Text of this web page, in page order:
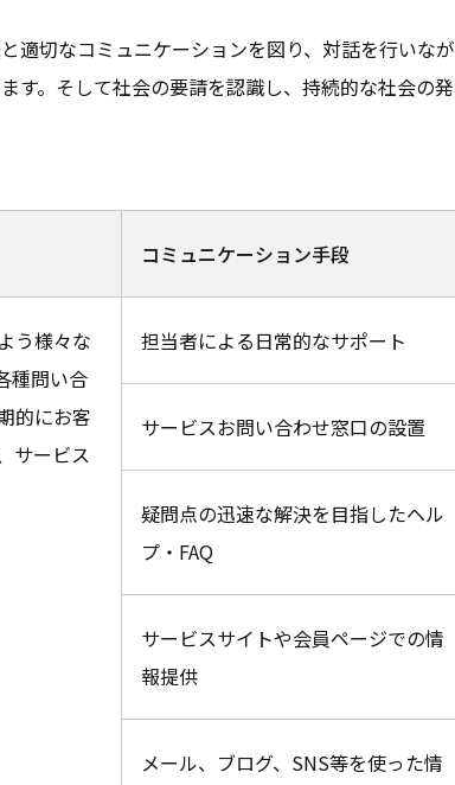
適切なコミュニケーションを図り、対話を行いなが
す。そして社会の要請を認識し、持続的な社会の発
コミュニケーション手段
う様々な
種問い合
的にお客
サービス
担当者による日常的なサポート
サービスお問い合わせ窓口の設置
疑問点の迅速な解決を目指したヘル
プ・FAQ
サービスサイトや会員ページでの情
報提供
メール、ブログ、SNS等を使った情